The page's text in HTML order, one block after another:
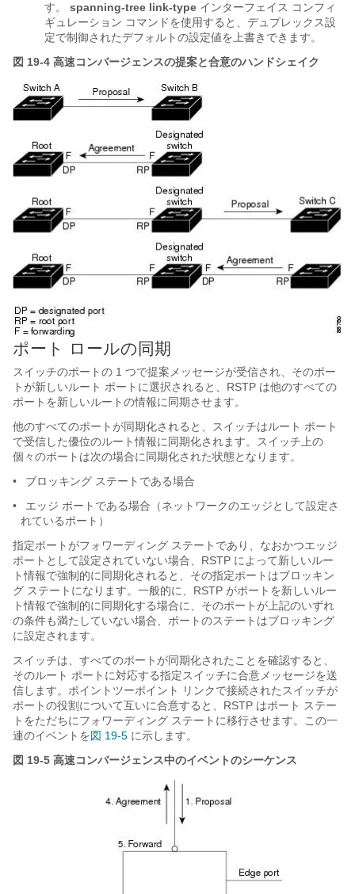
す。
spanning-tree link-type インターフェイス コンフィ
ギュレーション コマンドを使用すると、デュプレックス設
定で制御されたデフォルトの設定値を上書きできます。
図 19-4 高速コンバージェンスの提案と合意のハンドシェイク
ポート ロールの同期
スイッチのポートの 1 つで提案メッセージが受信され、そのポー
トが新しいルート ポートに選択されると、RSTP は他のすべての
ポートを新しいルートの情報に同期させます。
他のすべてのポートが同期化されると、スイッチはルート ポート
で受信した優位のルート情報に同期化されます。スイッチ上の
個々のポートは次の場合に同期化された状態となります。
•
ブロッキング ステートである場合
•
エッジ ポートである場合（ネットワークのエッジとして設定さ
れているポート）
指定ポートがフォワーディング ステートであり、なおかつエッジ
ポートとして設定されていない場合、RSTP によって新しいルー
ト情報で強制的に同期化されると、その指定ポートはブロッキン
グ ステートになります。一般的に、RSTP がポートを新しいルー
ト情報で強制的に同期化する場合に、そのポートが上記のいずれ
の条件も満たしていない場合、ポートのステートはブロッキング
に設定されます。
スイッチは、すべてのポートが同期化されたことを確認すると、
そのルート ポートに対応する指定スイッチに合意メッセージを送
信します。ポイントツーポイント リンクで接続されたスイッチが
ポートの役割について互いに合意すると、RSTP はポート ステー
トをただちにフォワーディング ステートに移行させます。この一
連のイベントを図 19-5 に示します。
図 19-5 高速コンバージェンス中のイベントのシーケンス